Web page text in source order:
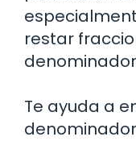
restar
Te ayuda a